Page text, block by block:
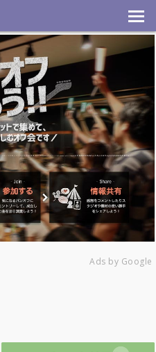
Ads by Google